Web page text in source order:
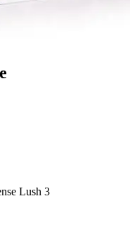
Lush 3